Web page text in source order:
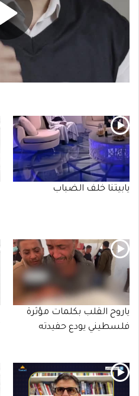
يابيتنا خلف الضباب
ياروح القلب بكلمات مؤثرة
فلسطيني يودع حفيدته